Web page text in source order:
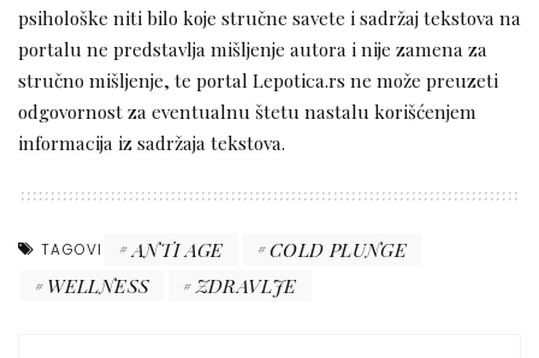
psihološke niti bilo koje stručne savete i sadržaj tekstova na
portalu ne predstavlja mišljenje autora i nije zamena za
stručno mišljenje, te portal Lepotica.rs ne može preuzeti
odgovornost za eventualnu štetu nastalu korišćenjem
informacija iz sadržaja tekstova.
TAGOVI ANTI AGE
COLD PLUNGE
WELLNESS
ZDRAVLJE